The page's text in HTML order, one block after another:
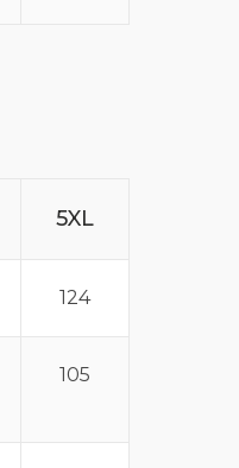
5XL
124
105